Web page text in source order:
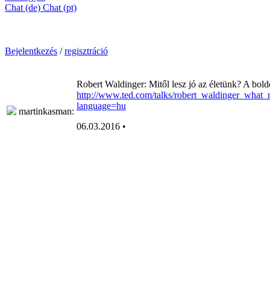
Chat (de) Chat (pt)
Bejelentkezés /regisztráció
martinkasman:
Robert Waldinger: Mitől lesz jó az életünk? A
http://www.ted.com/talks/
language=hu
06.03.2016 •